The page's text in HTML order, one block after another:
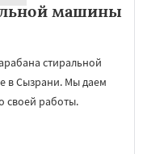
машины
стиральной
в Сызрани. Мы даем
своей работы.